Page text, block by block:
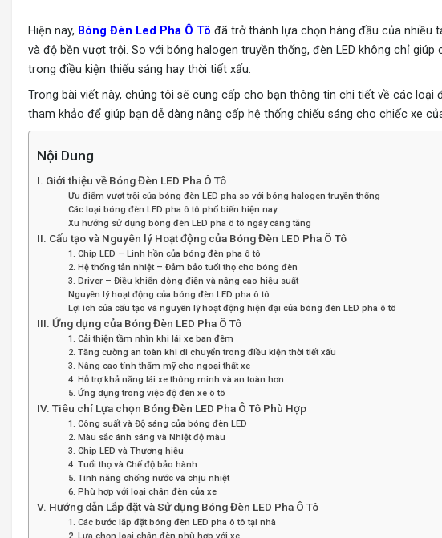
Hiện nay, Bóng Đèn Led Pha Ô Tô đã trở thành lựa chọn hàng đầu của nhiều
và độ bền vượt trội. So với bóng halogen truyền thống, đèn LED không chỉ
trong điều kiện thiếu sáng hay thời tiết xấu.
Trong bài viết này, chúng tôi sẽ cung cấp cho bạn thông tin chi tiết về các loại
tham khảo để giúp bạn dễ dàng nâng cấp hệ thống chiếu sáng cho chiếc xe
Nội Dung
I. Giới thiệu về Bóng Đèn LED Pha Ô Tô
Ưu điểm vượt trội của bóng đèn LED pha so với bóng halogen truyền thống
Các loại bóng đèn LED pha ô tô phổ biến hiện nay
Xu hướng sử dụng bóng đèn LED pha ô tô ngày càng tăng
II. Cấu tạo và Nguyên lý Hoạt động của Bóng Đèn LED Pha Ô Tô
1. Chip LED – Linh hồn của bóng đèn pha ô tô
2. Hệ thống tản nhiệt – Đảm bảo tuổi thọ cho bóng đèn
3. Driver – Điều khiển dòng điện và nâng cao hiệu suất
Nguyên lý hoạt động của bóng đèn LED pha ô tô
Lợi ích của cấu tạo và nguyên lý hoạt động hiện đại của bóng đèn LED pha ô tô
III. Ứng dụng của Bóng Đèn LED Pha Ô Tô
1. Cải thiện tầm nhìn khi lái xe ban đêm
2. Tăng cường an toàn khi di chuyển trong điều kiện thời tiết xấu
3. Nâng cao tính thẩm mỹ cho ngoại thất xe
4. Hỗ trợ khả năng lái xe thông minh và an toàn hơn
5. Ứng dụng trong việc độ đèn xe ô tô
IV. Tiêu chí Lựa chọn Bóng Đèn LED Pha Ô Tô Phù Hợp
1. Công suất và Độ sáng của bóng đèn LED
2. Màu sắc ánh sáng và Nhiệt độ màu
3. Chip LED và Thương hiệu
4. Tuổi thọ và Chế độ bảo hành
5. Tính năng chống nước và chịu nhiệt
6. Phù hợp với loại chân đèn của xe
V. Hướng dẫn Lắp đặt và Sử dụng Bóng Đèn LED Pha Ô Tô
1. Các bước lắp đặt bóng đèn LED pha ô tô tại nhà